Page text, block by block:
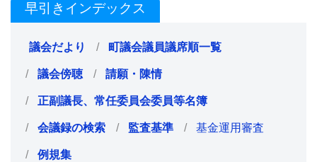
早引きインデックス
議会だより 町議会議員議席順一覧
議会傍聴 請願・陳情
正副議長、常任委員会委員等名簿
会議録の検索 監査基準 基金運用審査
例規集